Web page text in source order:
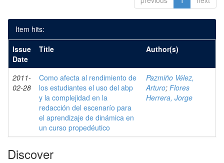
Item hits:
Issue
Date
Title Author(s)
2011-
02-28
Como afecta al rendimiento de
los estudiantes el uso del abp
y la complejidad en la
redacción del escenarío para
el aprendizaje de dinámica en
un curso propedéutico
Pazmiño Vélez,
Arturo; Flores
Herrera, Jorge
Discover